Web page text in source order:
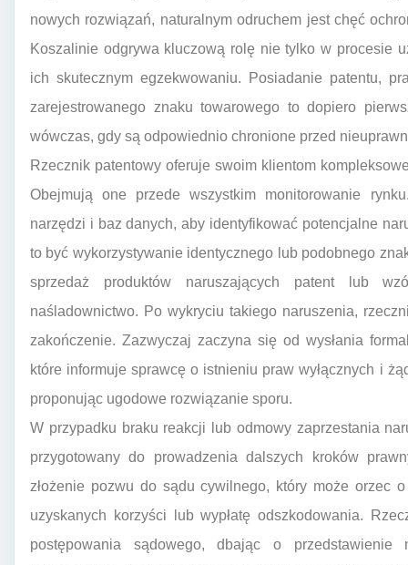
nowych rozwiązań, naturalnym odruchem jest chęć
Koszalinie odgrywa kluczową rolę nie tylko w procesie
ich skutecznym egzekwowaniu. Posiadanie patentu,
zarejestrowanego znaku towarowego to dopiero
wówczas, gdy są odpowiednio chronione przed
Rzecznik patentowy oferuje swoim klientom
Obejmują one przede wszystkim monitorowanie
narzędzi i baz danych, aby identyfikować potencjalne
to być wykorzystywanie identycznego lub podobnego
sprzedaż produktów naruszających patent lub
naśladownictwo. Po wykryciu takiego naruszenia,
zakończenie. Zazwyczaj zaczyna się od wysłania
które informuje sprawcę o istnieniu praw wyłącznych i
proponując ugodowe rozwiązanie sporu.
W przypadku braku reakcji lub odmowy zaprzestania
przygotowany do prowadzenia dalszych kroków
złożenie pozwu do sądu cywilnego, który może orzec
uzyskanych korzyści lub wypłatę odszkodowania.
postępowania sądowego, dbając o przedstawienie